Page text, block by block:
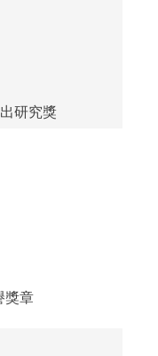
研究獎
獎章